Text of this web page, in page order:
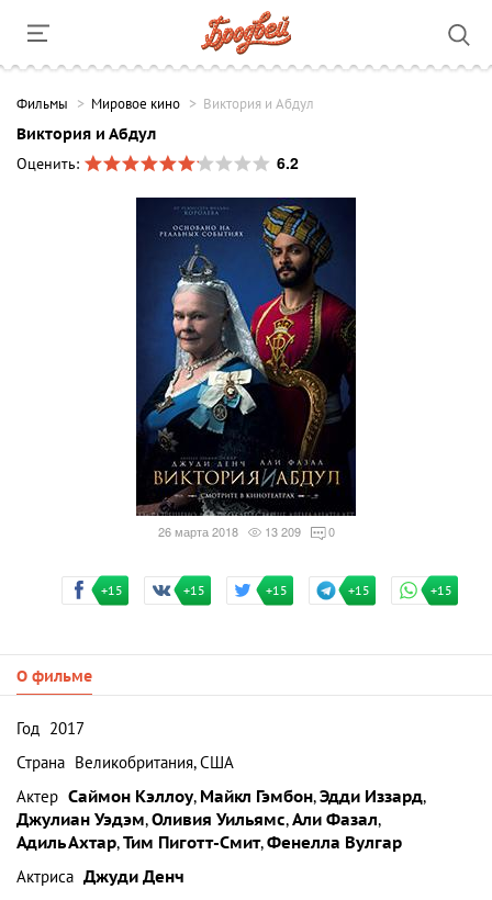
Фильмы Мировое кино Виктория и Абдул
Виктория и Абдул
Оценить:
6.2
26 марта 2018 13 209 0
+15 +15 +15 +15 +15
О фильме
Год 2017
Страна Великобритания, США
Актер Саймон Кэллоу, Майкл Гэмбон,Эдди Иззард,
Джулиан Уэдэм,Оливия Уильямс,Али Фазал,
Адиль Ахтар,Тим Пиготт-Смит,Фенелла Вулгар
Актриса Джуди Денч